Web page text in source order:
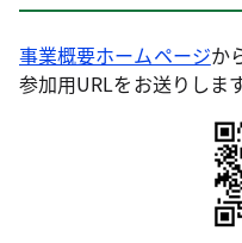
事業概要ホームページか
参加用URLをお送りします